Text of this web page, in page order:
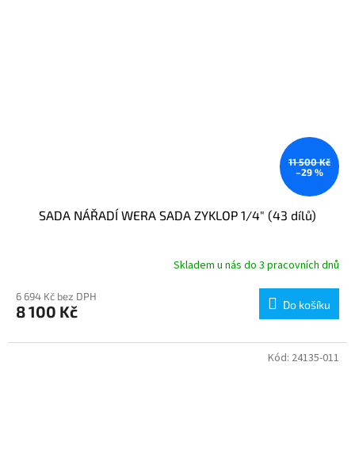
11 500 Kč
–29 %
SADA NÁŘADÍ WERA SADA ZYKLOP 1/4" (43 dílů)
Skladem u nás do 3 pracovních dnů
6 694 Kč bez DPH
8 100 Kč Do košíku
Kód: 24135-011